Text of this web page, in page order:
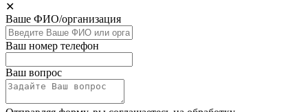
✕
Ваше ФИО/организация
Ваш номер телефон
Ваш вопрос